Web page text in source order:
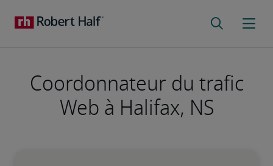
Coordonnateur du trafic
Web à Halifax, NS